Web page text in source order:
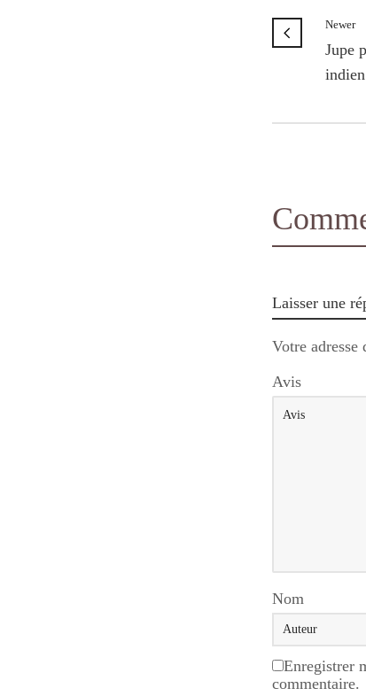
Newer
Jupe
indien
Laisser une
Votre adresse
Avis
Nom
Enregistrer
commentaire.